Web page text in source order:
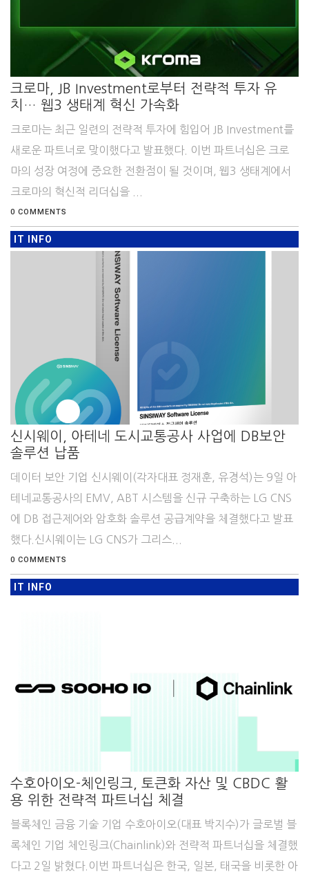
크로마, JB Investment로부터 전략적 투자 유
치… 웹3 생태계 혁신 가속화
크로마는 최근 일련의 전략적 투자에 힘입어 JB Investment를
새로운 파트너로 맞이했다고 발표했다. 이번 파트너십은 크로
마의 성장 여정에 중요한 전환점이 될 것이며, 웹3 생태계에서
크로마의 혁신적 리더십을 ...
0 COMMENTS
IT INFO
신시웨이, 아테네 도시교통공사 사업에 DB보안
솔루션 납품
데이터 보안 기업 신시웨이(각자대표 정재훈, 유경석)는 9일 아
테네교통공사의 EMV, ABT 시스템을 신규 구축하는 LG CNS
에 DB 접근제어와 암호화 솔루션 공급계약을 체결했다고 발표
했다.신시웨이는 LG CNS가 그리스...
0 COMMENTS
IT INFO
수호아이오-체인링크, 토큰화 자산 및 CBDC 활
용 위한 전략적 파트너십 체결
블록체인 금융 기술 기업 수호아이오(대표 박지수)가 글로벌 블
록체인 기업 체인링크(Chainlink)와 전략적 파트너십을 체결했
다고 2일 밝혔다.이번 파트너십은 한국, 일본, 태국을 비롯한 아